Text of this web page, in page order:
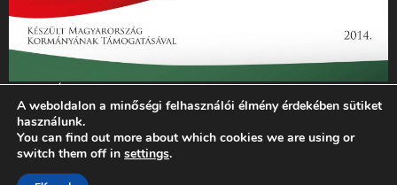
„Az Új Ember katolikus hetilap 2014. évi működésének
támogatását az EGYH-KCP-14-P-0121 sz. támogatási
szerződés keretében 3 000 000 Ft összegben támogatta az
Emberi Erőforrások Minisztériuma.”
A weboldalon a minőségi felhasználói élmény érdekében sütiket
használunk.
You can find out more about which cookies we are using or
switch them off in settings.